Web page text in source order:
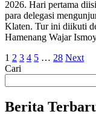
2026. Hari pertama
para delegasi
Klaten. Tur ini diikuti
Hamenang Wajar
Paginasi
pos
1 2 3 4 5 … 28 Next
Cari
Berita